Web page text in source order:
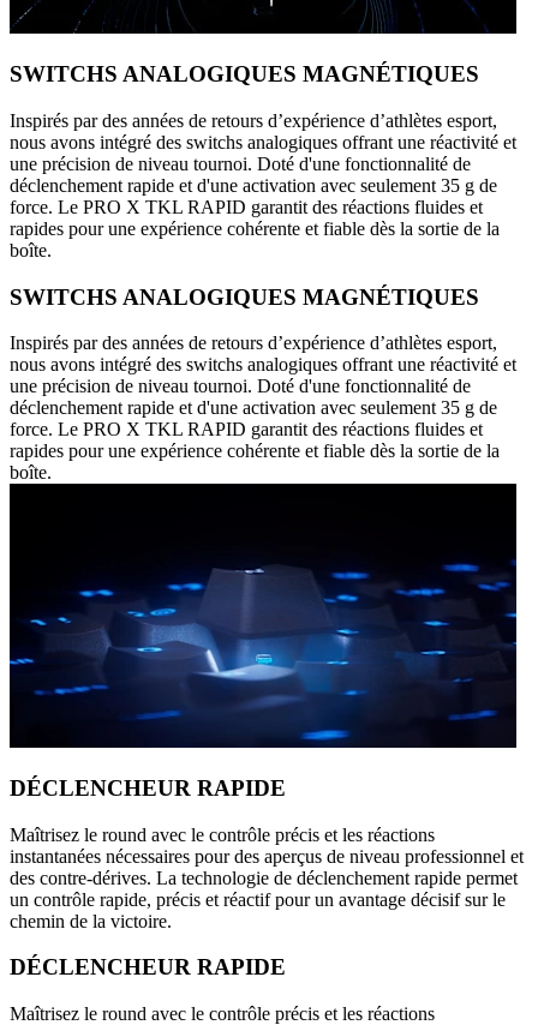
SWITCHS ANALOGIQUES MAGNÉTIQUES
Inspirés par des années de retours d’expérience d’athlètes esport,
nous avons intégré des switchs analogiques offrant une réactivité et
une précision de niveau tournoi. Doté d'une fonctionnalité de
déclenchement rapide et d'une activation avec seulement 35 g de
force. Le PRO X TKL RAPID garantit des réactions fluides et
rapides pour une expérience cohérente et fiable dès la sortie de la
boîte.
SWITCHS ANALOGIQUES MAGNÉTIQUES
Inspirés par des années de retours d’expérience d’athlètes esport,
nous avons intégré des switchs analogiques offrant une réactivité et
une précision de niveau tournoi. Doté d'une fonctionnalité de
déclenchement rapide et d'une activation avec seulement 35 g de
force. Le PRO X TKL RAPID garantit des réactions fluides et
rapides pour une expérience cohérente et fiable dès la sortie de la
boîte.
DÉCLENCHEUR RAPIDE
Maîtrisez le round avec le contrôle précis et les réactions
instantanées nécessaires pour des aperçus de niveau professionnel et
des contre-dérives. La technologie de déclenchement rapide permet
un contrôle rapide, précis et réactif pour un avantage décisif sur le
chemin de la victoire.
DÉCLENCHEUR RAPIDE
Maîtrisez le round avec le contrôle précis et les réactions